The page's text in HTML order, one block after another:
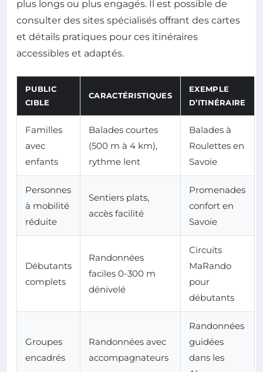
plus longs ou plus engagés. Il est possible de
consulter des sites spécialisés offrant des cartes
et détails pratiques pour ces itinéraires
accessibles et adaptés.
PUBLIC
CIBLE
CARACTÉRISTIQUES
EXEMPLE
D’ITINÉRAIRE
Familles
avec
enfants
Balades courtes
(500 m à 4 km),
rythme lent
Balades à
Roulettes en
Savoie
Personnes
à mobilité
réduite
Sentiers plats,
accès facilité
Promenades
confort en
Savoie
Débutants
complets
Randonnées
faciles 0-300 m
dénivelé
Circuits
MaRando
pour
débutants
Groupes
encadrés
Randonnées avec
accompagnateurs
Randonnées
guidées
dans les